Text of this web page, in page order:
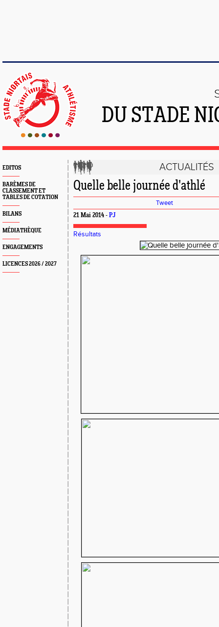
DU STADE
EDITOS
BARÈMES DE
CLASSEMENT ET
TABLES DE COTATION
BILANS
MÉDIATHÈQUE
ENGAGEMENTS
LICENCES 2026 / 2027
ACTUALITÉS
Quelle belle journée d'athlé
Tweet
21 Mai 2014 - PJ
Résultats